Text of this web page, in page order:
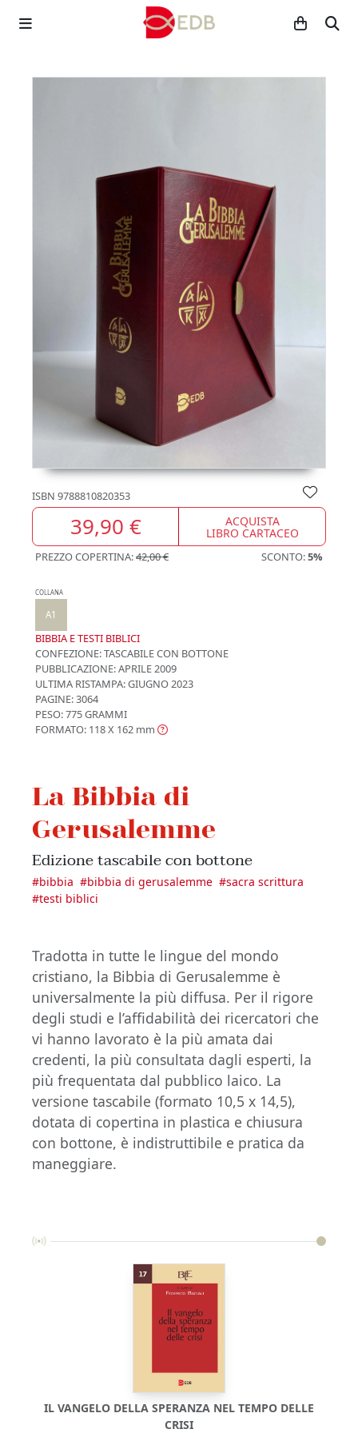
ISBN 9788810820353
39,90 € ACQUISTA
LIBRO CARTACEO
PREZZO COPERTINA:42,00 € SCONTO:5%
COLLANA
A1
BIBBIA E TESTI BIBLICI
CONFEZIONE:TASCABILE CON BOTTONE
PUBBLICAZIONE:APRILE 2009
ULTIMA RISTAMPA:GIUGNO 2023
PAGINE: 3064
PESO: 775 GRAMMI
FORMATO: 118 X 162 mm
La Bibbia di
Gerusalemme
Edizione tascabile con bottone
#bibbia #bibbia di gerusalemme #sacra scrittura
#testi biblici
Tradotta in tutte le lingue del mondo
cristiano, la Bibbia di Gerusalemme è
universalmente la più diffusa. Per il rigore
degli studi e l’affidabilità dei ricercatori che
vi hanno lavorato è la più amata dai
credenti, la più consultata dagli esperti, la
più frequentata dal pubblico laico. La
versione tascabile (formato 10,5 x 14,5),
dotata di copertina in plastica e chiusura
con bottone, è indistruttibile e pratica da
maneggiare.
IL VANGELO DELLA SPERANZA NEL TEMPO DELLE
CRISI